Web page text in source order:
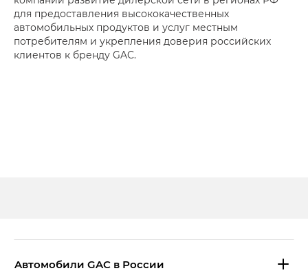
для предоставления высококачественных
автомобильных продуктов и услуг местным
потребителям и укрепления доверия российских
клиентов к бренду GAC.
Aвтомобили GAC в России